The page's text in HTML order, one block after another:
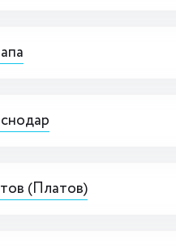
(Платов)